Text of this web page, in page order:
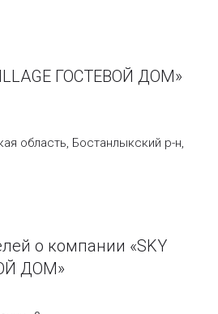
ГОСТЕВОЙ ДОМ»
область, Бостанлыкский р-н,
о компании «SKY
ДОМ»